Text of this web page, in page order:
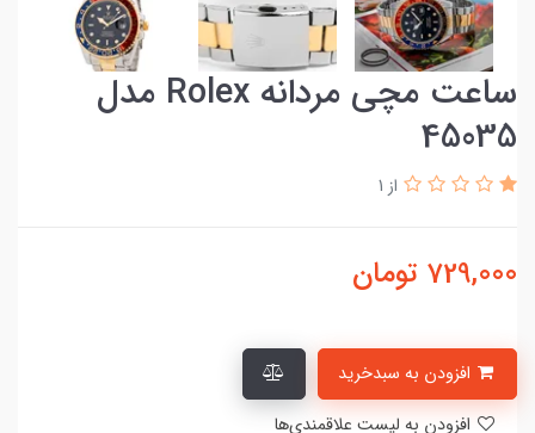
ساعت مچی مردانه Rolex مدل
45035
از 1
729,000 تومان